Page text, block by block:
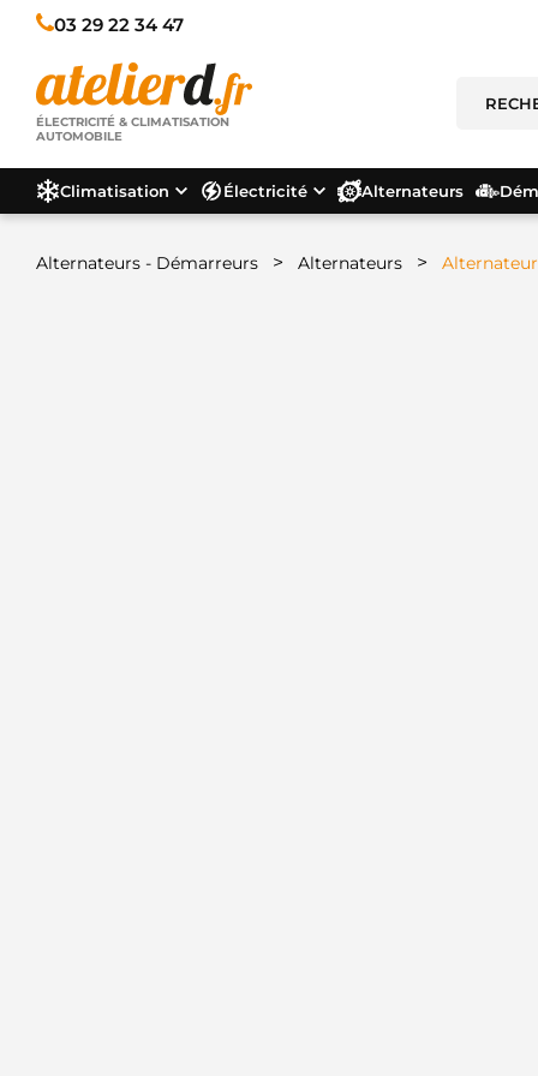
03 29 22 34 47
ÉLECTRICITÉ & CLIMATISATION
AUTOMOBILE
Climatisation Électricité Alternateurs
Alternateurs - Démarreurs > Alternateurs >